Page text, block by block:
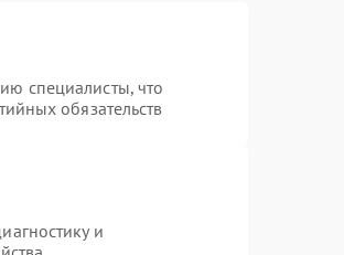
специалисты, что
обязательств
и